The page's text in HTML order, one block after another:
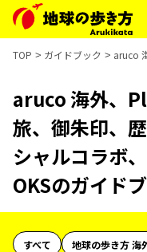
TOP ガイドブック aruco
aruco 海外、
旅、御朱印、
シャルコラボ
OKSのガイド
すべて 地球の歩き方 海